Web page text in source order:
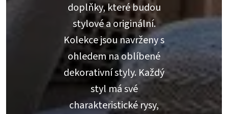
doplňky, které budou
stylové a originální.
Kolekce jsou navrženy s
ohledem na oblíbené
dekorativní styly. Každý
styl má své
charakteristické rysy,